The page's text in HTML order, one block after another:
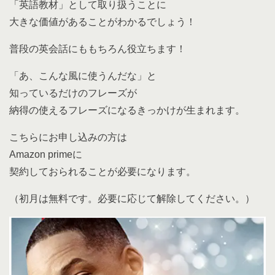
「英語教材」として取り扱うことに
大きな価値があることがわかるでしょう！
普段の英会話にももちろん役立ちます！
「あ、こんな風に使うんだな」と
知っているだけのフレーズが
納得の使えるフレーズになるきっかけが生まれます。
こちらにお申し込みの方は
Amazon primeに
契約しておられることが必要になります。
（初月は無料です。必要に応じて解除してください。）